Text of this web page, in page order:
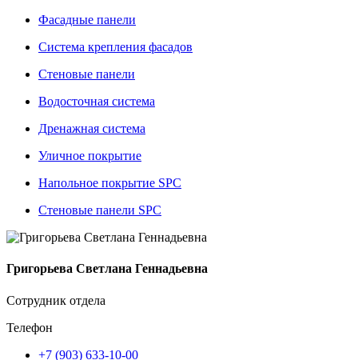
Фасадные панели
Система крепления фасадов
Стеновые панели
Водосточная система
Дренажная система
Уличное покрытие
Напольное покрытие SPC
Стеновые панели SPC
Григорьева Светлана Геннадьевна
Сотрудник отдела
Телефон
+7 (903) 633-10-00